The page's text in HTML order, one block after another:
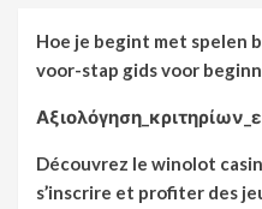
Hoe je begint met spelen
voor-stap gids voor
Découvrez le winolot
s’inscrire et profiter des